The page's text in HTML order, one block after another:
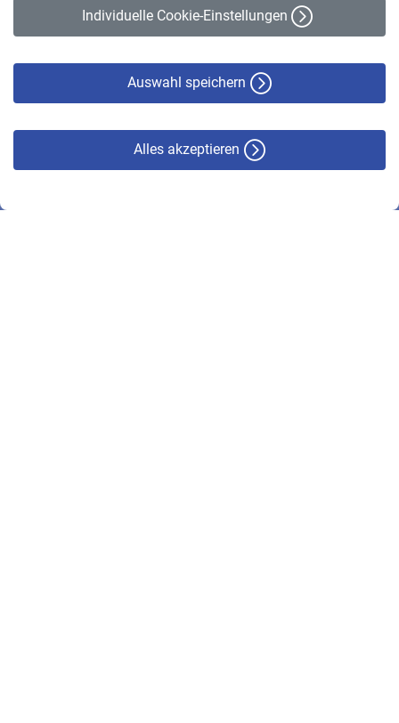
Individuelle Cookie-Einstellungen
Auswahl speichern
Alles akzeptieren
Erklärung zur Barrierefreiheit
© VBL 2026